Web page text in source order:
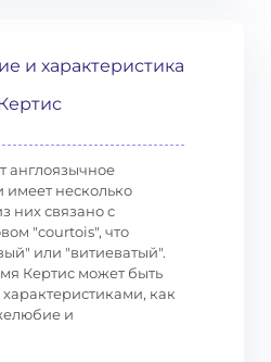
и характеристика
англоязычное
несколько
них связано с
"courtois", что
или "витиеватый".
Кертис может быть
как
и